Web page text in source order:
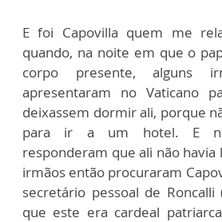
E foi Capovilla quem me
quando, na noite em que o
corpo presente, alguns
apresentaram no Vaticano
deixassem dormir ali, porque
para ir a um hotel. E
responderam que ali não havia
irmãos então procuraram
secretário pessoal de Roncalli
que este era cardeal